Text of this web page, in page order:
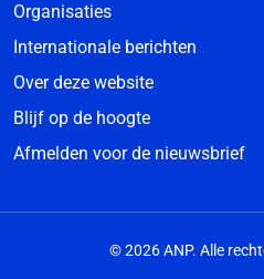
Organisaties
Internationale berichten
Over deze website
Blijf op de hoogte
Afmelden voor de nieuwsbrief
© 2026 ANP. Alle